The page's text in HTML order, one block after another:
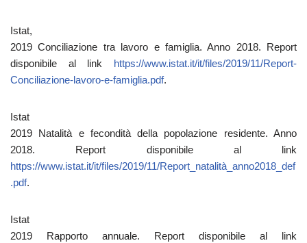
Istat,
2019 Conciliazione tra lavoro e famiglia. Anno 2018. Report
disponibile al link https://www.istat.it/it/files/2019/11/Report-
Conciliazione-lavoro-e-famiglia.pdf.
Istat
2019 Natalità e fecondità della popolazione residente. Anno
2018. Report disponibile al link
https://www.istat.it/it/files/2019/11/Report_natalità_anno2018_def
.pdf.
Istat
2019 Rapporto annuale. Report disponibile al link